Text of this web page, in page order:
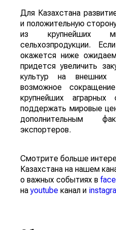
Для Казахстана
и положительную
из крупнейших
сельхозпродукции.
окажется ниже
придется увеличить
культур на внешних
возможное
крупнейших
поддержать мировые
дополнительным
экспортеров.
Смотрите больше
Казахстана на нашем
о важных событиях в
наyoutube канал и